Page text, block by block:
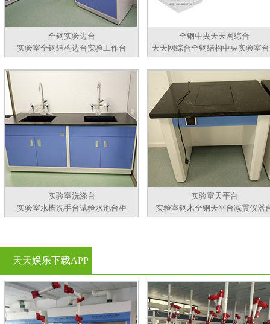
全钢实验边台
实验室全钢结构边台实验工作台
全钢中央天天网综合
天天网综合全钢结构中央实验室
实验室洗涤台
实验室水槽洗手台试验水池台柜
实验室天平台
实验室钢木全钢天平台减震仪器
天天娱乐下载APP
官方看黄片